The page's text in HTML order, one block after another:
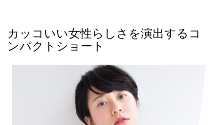
カッコいい女性らしさを演出するコ
ンパクトショート